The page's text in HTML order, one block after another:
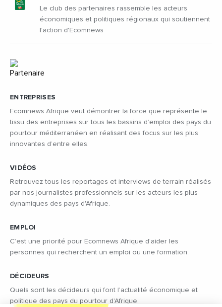
ENTREPRISES
Ecomnews Afrique veut démontrer la force que représente le
tissu des entreprises sur tous les bassins d’emploi des pays du
pourtour méditerranéen en réalisant des focus sur les plus
innovantes d’entre elles.
VIDÉOS
Retrouvez tous les reportages et interviews de terrain réalisés
par nos journalistes professionnels sur les acteurs les plus
dynamiques des pays d'Afrique.
EMPLOI
C’est une priorité pour Ecomnews Afrique d’aider les
personnes qui recherchent un emploi ou une formation.
DÉCIDEURS
Quels sont les décideurs qui font l’actualité économique et
politique des pays du pourtour d'Afrique.
Le club des partenaires rassemble les acteurs
économiques et politiques régionaux qui soutiennent
l'action d'Ecomnews